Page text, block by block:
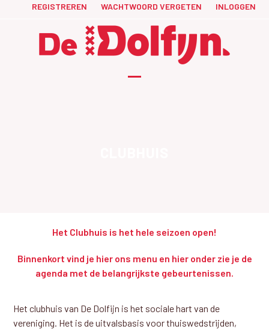
REGISTREREN WACHTWOORD VERGETEN INLOGGEN
Het Clubhuis is het hele seizoen open!
Binnenkort vind je hier ons menu en hier onder zie je de
agenda met de belangrijkste gebeurtenissen.
Het clubhuis van De Dolfijn is het sociale hart van de
vereniging. Het is de uitvalsbasis voor thuiswedstrijden,